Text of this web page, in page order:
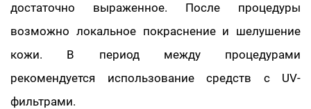
достаточно выраженное. После процедуры
возможно локальное покраснение и шелушение
кожи. В период между процедурами
рекомендуется использование средств с UV-
фильтрами.